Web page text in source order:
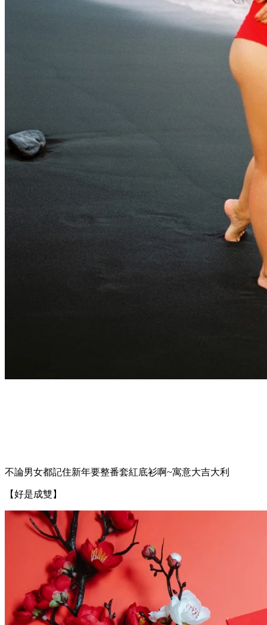
不論男女都記住新年要整番套紅底衫啊~寓意大吉大利
【好是成雙】